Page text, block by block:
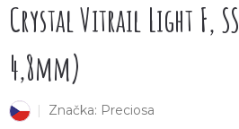
Crystal Vitrail Light F,
4,8mm)
Značka: Preciosa